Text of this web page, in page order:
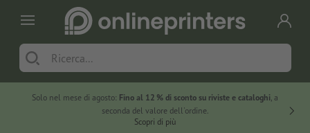
Solo nel mese di agosto: Fino al 12 % di sconto su riviste e cataloghi, a
seconda del valore dell'ordine.
Scopri di più